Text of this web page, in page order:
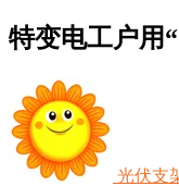
特变电工户用
光伏支